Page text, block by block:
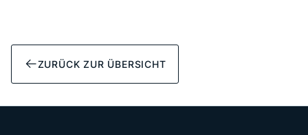
ZURÜCK ZUR ÜBERSICHT